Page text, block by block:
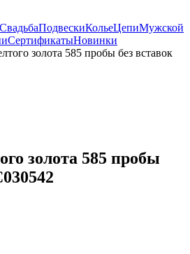
СвадьбаПодвескиКольеЦепиМужской
СертификатыНовинки
золота 585 пробы без вставок
золота 585 пробы